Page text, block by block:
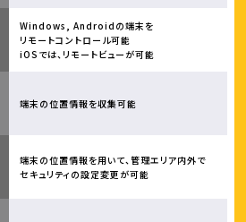
Windows, Androidの端末を
リモートコントロール可能
iOSでは、リモートビューが可能
端末の位置情報を収集可能
端末の位置情報を用いて、管理エリア内外で
セキュリティの設定変更が可能